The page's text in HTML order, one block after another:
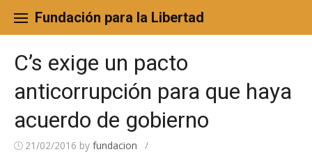
content
Fundación para la Libertad
C’s exige un pacto
anticorrupción para que haya
acuerdo de gobierno
21/02/2016 by fundacion /